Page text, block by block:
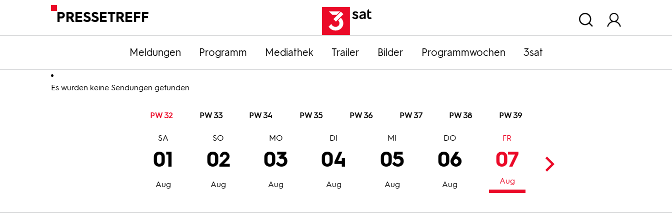
PRESSETREFF
Meldungen Programm Mediathek Trailer Bilder Programmwochen 3sat
Es wurden keine Sendungen gefunden
PW 32 PW 33 PW 34 PW 35 PW 36 PW 37 PW 38 PW 39
01
Aug
SA
02
Aug
SO
03
Aug
MO
04
Aug
DI
05
Aug
MI
06
Aug
DO
07
Aug
FR
08